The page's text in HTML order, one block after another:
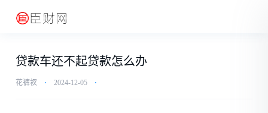
贷款车还不起贷款怎么办
花裤衩 ⋅ 2024-12-05 ⋅